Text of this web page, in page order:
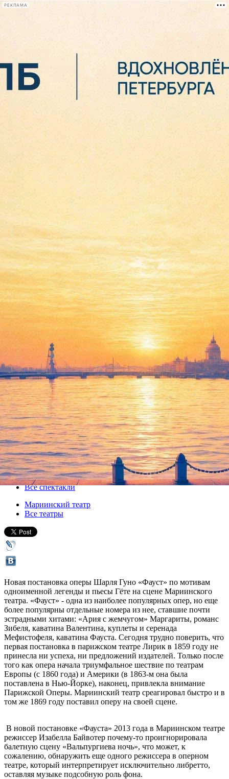
РЕКЛАМА
Сегодня:
Премьера! Опера Ш. Гуно
«Фауст»
26 апреля 2013, пятница,19.00
Версия для печати
Все спектакли
Мариинский театр
Все театры
Новая постановка оперы Шарля Гуно «Фауст» по мотивам
одноименной легенды и пьесы Гёте на сцене Мариинского
театра. «Фауст» - одна из наиболее популярных опер, но еще
более популярны отдельные номера из нее, ставшие почти
эстрадными хитами: «Ария с жемчугом» Маргариты, романс
Зибеля, каватина Валентина, куплеты и серенада
Мефистофеля, каватина Фауста. Сегодня трудно поверить, что
первая постановка в парижском театре Лирик в 1859 году не
принесла ни успеха, ни предложений издателей. Только после
того как опера начала триумфальное шествие по театрам
Европы (с 1860 года) и Америки (в 1863-м она была
поставлена в Нью-Йорке), наконец, привлекла внимание
Парижской Оперы. Мариинский театр среагировал быстро и в
том же 1869 году поставил оперу на своей сцене.
В новой постановке «Фауста» 2013 года в Мариинском театре
режиссер Изабелла Байвотер почему-то проигнорировала
балетную сцену «Вальпургиева ночь», что может, к
сожалению, обнаружить еще одного режиссера в оперном
театре, который интерпретирует исключительно либретто,
оставляя музыке подсобную роль фона.